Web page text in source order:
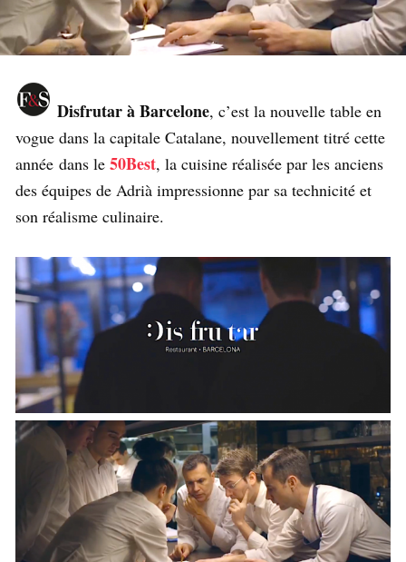
Disfrutar à Barcelone, c’est la nouvelle table en
vogue dans la capitale Catalane, nouvellement titré cette
année dans le 50Best, la cuisine réalisée par les anciens
des équipes de Adrià impressionne par sa technicité et
son réalisme culinaire.